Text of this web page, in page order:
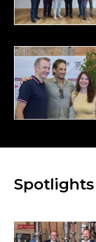
Möchten
den
weiteren
Spotlights